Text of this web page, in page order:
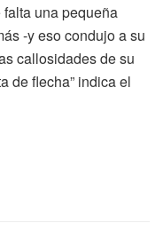
una pequeña
-y eso condujo a su
callosidades de su
de flecha” indica el